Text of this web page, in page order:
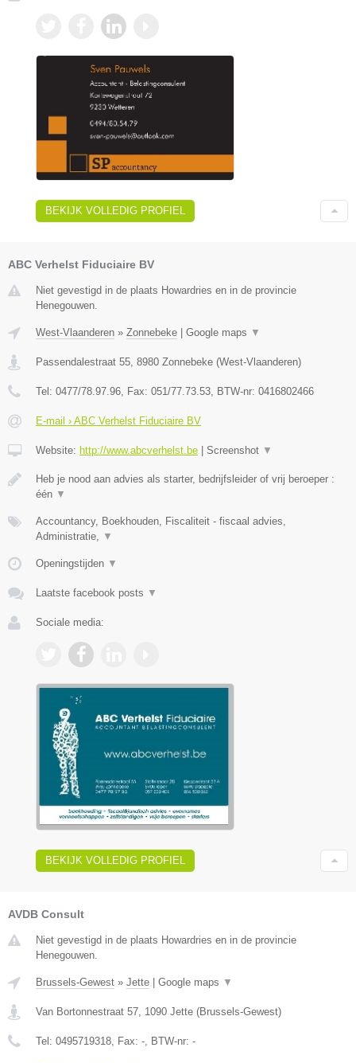
BEKIJK VOLLEDIG PROFIEL
ABC Verhelst Fiduciaire BV
Niet gevestigd in de plaats Howardries en in de provincie
Henegouwen.
West-Vlaanderen » Zonnebeke Google maps ▼
Passendalestraat 55, 8980 Zonnebeke (West-Vlaanderen)
Tel: 0477/78.97.96, Fax: 051/77.73.53, BTW-nr: 0416802466
E-mail › ABC Verhelst Fiduciaire BV
Website: http://www.abcverhelst.be Screenshot ▼
Heb je nood aan advies als starter, bedrijfsleider of vrij beroeper :
één ▼
Accountancy, Boekhouden, Fiscaliteit - fiscaal advies,
Administratie, ▼
Openingstijden ▼
Laatste facebook posts ▼
Sociale media:
BEKIJK VOLLEDIG PROFIEL
AVDB Consult
Niet gevestigd in de plaats Howardries en in de provincie
Henegouwen.
Brussels-Gewest » Jette | Google maps ▼
Van Bortonnestraat 57 1090 Jette (Brussels-Gewest)
Tel: 0495719318 , Fax: - , BTW-nr: -